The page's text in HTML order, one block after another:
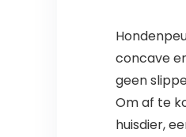
concave
geen
Om af te
huisdier,